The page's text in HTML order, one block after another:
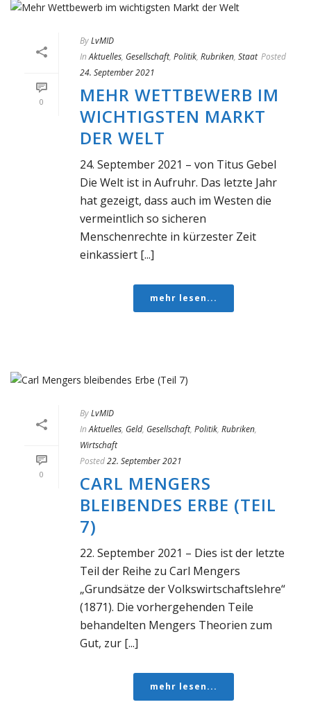
0
ByLvMID
In Aktuelles, Gesellschaft, Politik, Rubriken, Staat Posted
24. September 2021
MEHR WETTBEWERB IM
WICHTIGSTEN MARKT
DER WELT
24. September 2021 – von Titus Gebel
Die Welt ist in Aufruhr. Das letzte Jahr
hat gezeigt, dass auch im Westen die
vermeintlich so sicheren
Menschenrechte in kürzester Zeit
einkassiert [...]
mehr lesen...
0
ByLvMID
In Aktuelles, Geld, Gesellschaft, Politik, Rubriken,
Wirtschaft
Posted22. September 2021
CARL MENGERS
BLEIBENDES ERBE (TEIL
7)
22. September 2021 – Dies ist der letzte
Teil der Reihe zu Carl Mengers
„Grundsätze der Volkswirtschaftslehre“
(1871). Die vorhergehenden Teile
behandelten Mengers Theorien zum
Gut, zur [...]
mehr lesen...